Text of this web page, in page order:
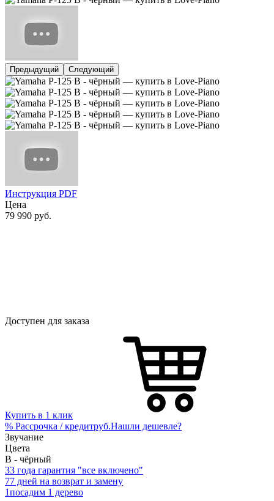
Предыдущий Следующий
Инструкция PDF
Цена
79 990 руб.
Доступен для заказа
Купить в 1 клик
% Рассрочка / кредитруб.Нашли дешевле?
Звучание
Цвета
B - чёрный
33 года гарантия "все включено"
77 дней на возврат и замену
1посадим 1 дерево